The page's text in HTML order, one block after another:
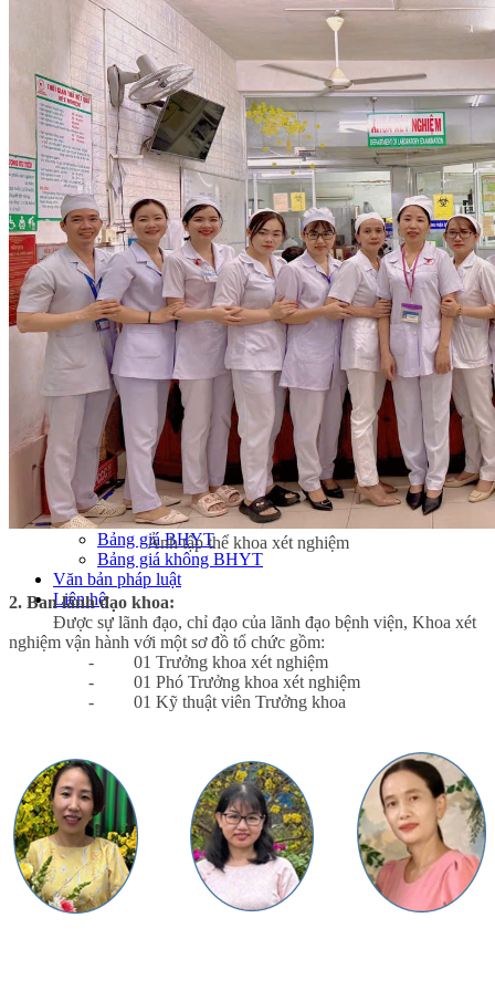
KHOA HỒI SỨC TÍCH CỰC VÀ CHỐNG
ĐỘC
KHOA NỘI TIM MẠCH
KHOA XÉT NGHIỆM
KHOA CHẨN ĐOÁN HÌNH ẢNH
KHOA THĂM DÒ CHỨC NĂNG
KHOA DƯỢC
KHOA HỒI SỨC CẤP CỨU
KHOA NỘI TIẾT - LÃO HỌC
KHOA KIỂM SOÁT NHIỄM KHUẨN
Hoạt động chuyên môn
Tin tức & Sự kiện
Hội nghị - Hội thảo
Thông tin đấu thầu
Tin tức bệnh viện
Tin tức xã hội
Tin tức y tế
Thông báo
Tuyển dụng
Công tác xã hội
Hoạt động Đoàn thể
Hoạt động Đảng bộ
Hoạt động Công đoàn
Hoạt động Đoàn thanh niên
Bảng giá
Bảng giá dịch vụ
Bảng giá BHYT
Bảng giá không BHYT
Văn bản pháp luật
Liên hệ
Ảnh tập thể khoa xét nghiệm
2. Ban lãnh đạo khoa:
Được sự lãnh đạo, chỉ đạo của lãnh đạo bệnh viện, Khoa xét
nghiệm vận hành với một sơ đồ tổ chức gồm:
- 01 Trưởng khoa xét nghiệm
- 01 Phó Trưởng khoa xét nghiệm
- 01 Kỹ thuật viên Trưởng khoa